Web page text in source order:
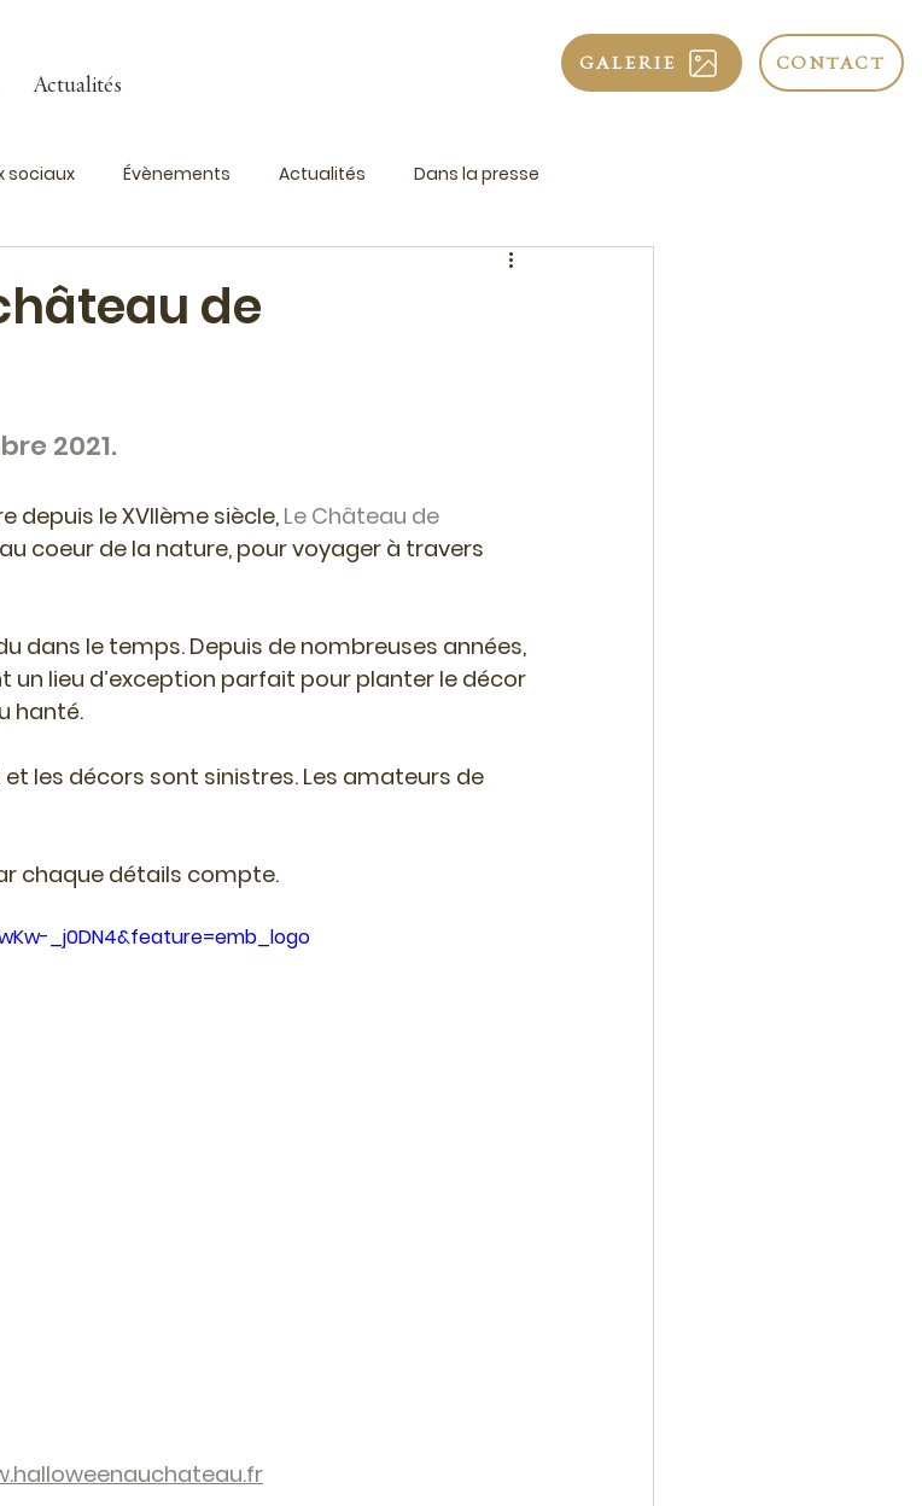
Actualités
GALERIE CONTACT
sociaux Évènements Actualités Dans la presse
de
2021.
depuis le XVIIème siècle, Le Château de
coeur de la nature, pour voyager à travers
dans le temps. Depuis de nombreuses années,
un lieu d’exception parfait pour planter le décor
hanté.
les décors sont sinistres. Les amateurs de
chaque détails compte.
_j0DN4&feature=emb_logo